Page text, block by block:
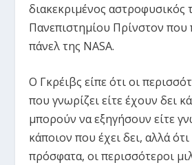
διακεκριμένος αστροφυσικός
Πανεπιστημίου Πρίνστον που
πάνελ της NASA.
Ο Γκρέιβς είπε ότι οι
που γνωρίζει είτε έχουν δει
μπορούν να εξηγήσουν είτε
κάποιον που έχει δει, αλλά
πρόσφατα, οι περισσότεροι